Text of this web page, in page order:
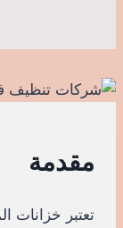
مقدمة
تعتبر خزانات